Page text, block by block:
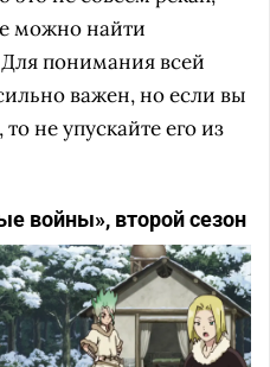
можно найти
понимания всей
важен, но если вы
не упускайте его из
войны», второй сезон